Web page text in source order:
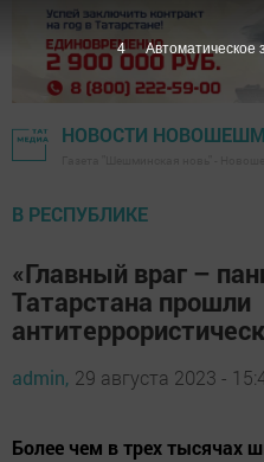
НОВОСТИ
В РЕСПУБЛИКЕ
«Главный враг –
Татарстана прошли
admin, 29 августа 2023 -
Более чем в трех тысячах
2 Автоматическое